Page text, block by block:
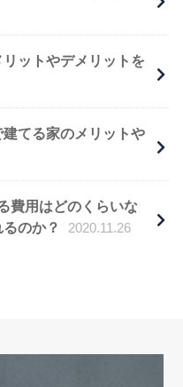
ットやデメリットを
てる家のメリットや
費用はどのくらいな
のか？
2020.11.26